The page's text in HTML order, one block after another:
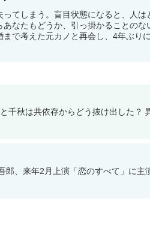
てしまう。盲目状態になると、人は
あなたもどうか、引っ掛かることの
で考えた元カノと再会し、4年ぶり
千秋は共依存からどう抜け出した？
郎、来年2月上演「恋のすべて」に主